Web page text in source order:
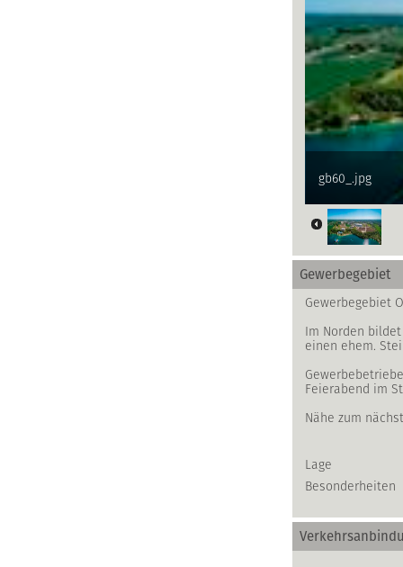
gb60_.jpg
Gewerbegebiet
Gewerbegebiet
Im Norden
einen ehem.
Feierabend im
Nähe zum
Lage
Besonderheiten